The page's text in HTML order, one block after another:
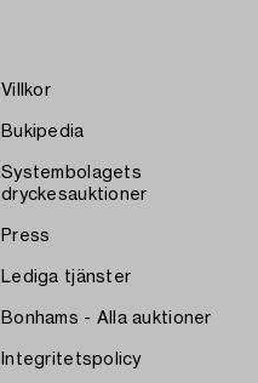
Villkor
Bukipedia
Systembolagets
dryckesauktioner
Press
Lediga tjänster
Bonhams - Alla auktioner
Integritetspolicy